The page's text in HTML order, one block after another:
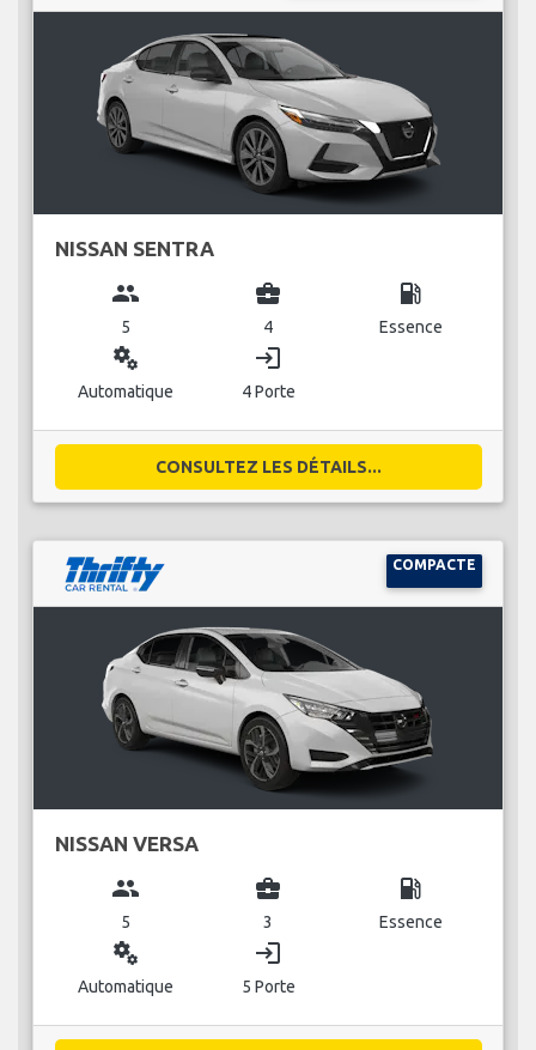
NISSAN SENTRA
group
5
business_center
4
local_gas_station
Essence
miscellaneous_services
Automatique
login
4 Porte
CONSULTEZ LES DÉTAILS...
COMPACTE
NISSAN VERSA
group
5
business_center
3
local_gas_station
Essence
miscellaneous_services
Automatique
login
5 Porte